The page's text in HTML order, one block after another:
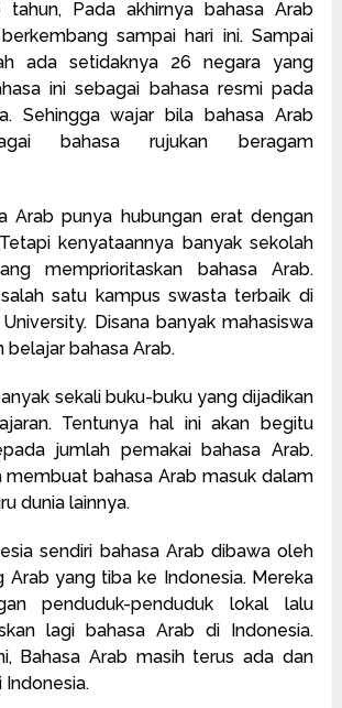
tahun, Pada akhirnya bahasa Arab
sampai hari ini. Sampai
ada setidaknya 26 negara yang
ini sebagai bahasa resmi pada
Sehingga wajar bila bahasa Arab
bahasa rujukan beragam
Arab punya hubungan erat dengan
kenyataannya banyak sekolah
memprioritaskan bahasa Arab.
satu kampus swasta terbaik di
Disana banyak mahasiswa
belajar bahasa Arab.
sekali buku-buku yang dijadikan
Tentunya hal ini akan begitu
jumlah pemakai bahasa Arab.
membuat bahasa Arab masuk dalam
dunia lainnya.
sendiri bahasa Arab dibawa oleh
Arab yang tiba ke Indonesia. Mereka
penduduk-penduduk lokal lalu
lagi bahasa Arab di Indonesia.
Bahasa Arab masih terus ada dan